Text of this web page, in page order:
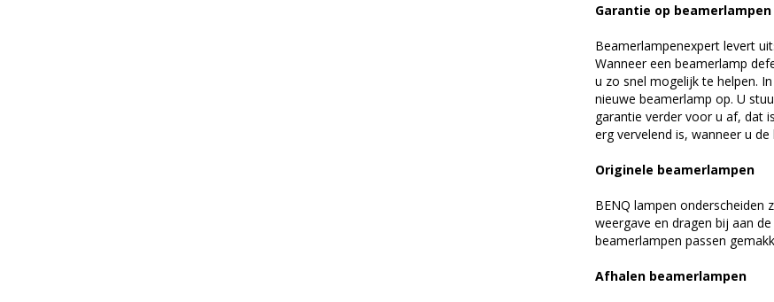
Garantie op beamerlampen
Beamerlampenexpert levert
Wanneer een beamerlamp
u zo snel mogelijk te helpen.
nieuwe beamerlamp op. U
garantie verder voor u af, dat
erg vervelend is, wanneer u
Originele beamerlampen
BENQ lampen onderscheiden
weergave en dragen bij aan
beamerlampen passen
Afhalen beamerlampen